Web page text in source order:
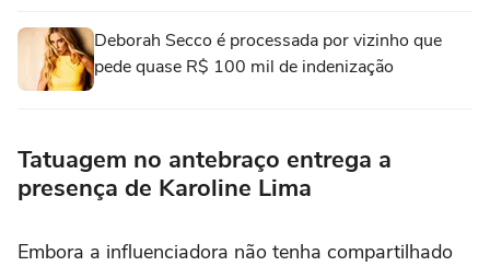
Deborah Secco é processada por vizinho que
pede quase R$ 100 mil de indenização
Tatuagem no antebraço entrega a
presença de Karoline Lima
Embora a influenciadora não tenha compartilhado